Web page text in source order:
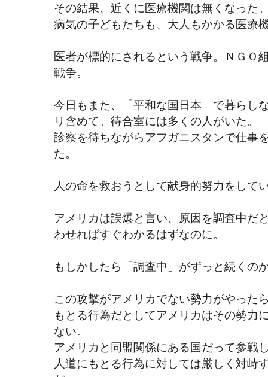
その結果、近くに医療機関は無くなった
病気の子どもたちも、大人もかかる医療
医者が標的にされるという戦争。ＮＧＯ
戦争。
今日もまた、「平和な国日本」で暮らし
リ含めて。待合室には多くの人がいた。
診察を待ちながらアフガニスタンで仕事
た。
人の命を救おうとして献身的努力をして
アメリカは誤爆と言い、原因を調査中だ
わせればすぐわかるはずなのに。
もしかしたら「調査中」がずっと続くの
この攻撃がアメリカでない勢力がやった
もとる行為だとしてアメリカはその勢力
ない。
アメリカと同盟関係にある国だって参戦
人道にもとる行為に対しては厳しく対峙